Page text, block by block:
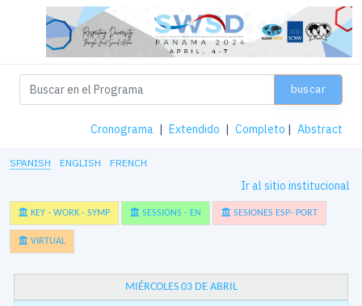
buscar
Cronograma | Extendido | Completo | Abstract
SPANISH ENGLISH FRENCH
Ir al sitio institucional
KEY - WORK - SYMP SESSIONS - EN SESIONES ESP- PORT
VIRTUAL
MIÉRCOLES 03 DE ABRIL